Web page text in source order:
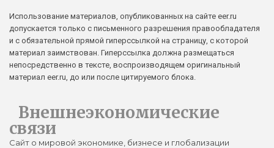
Использование материалов, опубликованных на сайте eer.ru
допускается только с письменного разрешения правообладателя
и с обязательной прямой гиперссылкой на страницу, с которой
материал заимствован. Гиперссылка должна размещаться
непосредственно в тексте, воспроизводящем оригинальный
материал eer.ru, до или после цитируемого блока.
Внешнеэкономические
связи
Сайт о мировой экономике, бизнесе и глобализации